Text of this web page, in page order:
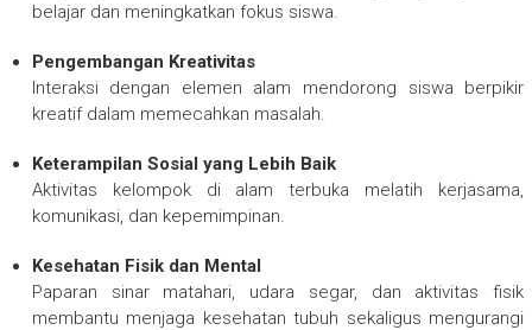
belajar dan meningkatkan fokus siswa.
Pengembangan Kreativitas
Interaksi dengan elemen alam mendorong siswa berpikir
kreatif dalam memecahkan masalah.
Keterampilan Sosial yang Lebih Baik
Aktivitas kelompok di alam terbuka melatih kerjasama,
komunikasi, dan kepemimpinan.
Kesehatan Fisik dan Mental
Paparan sinar matahari, udara segar, dan aktivitas fisik
membantu menjaga kesehatan tubuh sekaligus mengurangi